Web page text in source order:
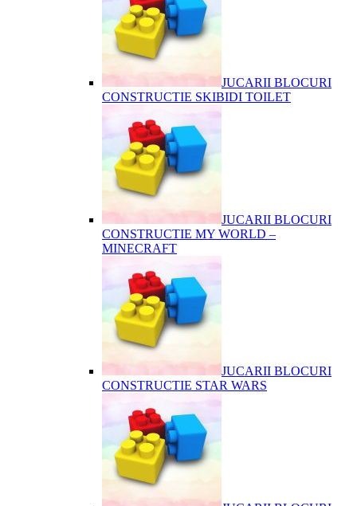
JUCARII BLOCURI
CONSTRUCTIE SKIBIDI TOILET
JUCARII BLOCURI
CONSTRUCTIE MY WORLD –
MINECRAFT
JUCARII BLOCURI
CONSTRUCTIE STAR WARS